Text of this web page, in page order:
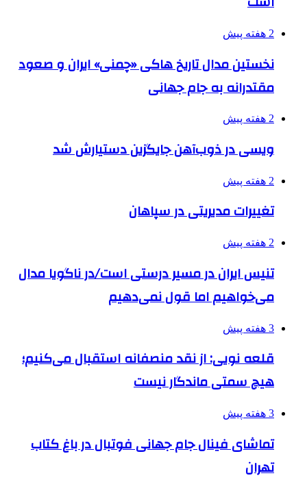
2 هفته پیش
نخستین مدال تاریخ هاکی «چمنی» ایران و صعود
مقتدرانه به جام جهانی
2 هفته پیش
ویسی در ذوب‌آهن جایگزین دستیارش شد
2 هفته پیش
تغییرات مدیریتی در سپاهان
2 هفته پیش
تنیس ایران در مسیر درستی است/در ناگویا مدال
می‌خواهیم اما قول نمی‌دهیم
3 هفته پیش
قلعه نویی: از نقد منصفانه استقبال می‌کنیم؛
هیچ سمتی ماندگار نیست
3 هفته پیش
تماشای فینال جام جهانی فوتبال در باغ کتاب
تهران